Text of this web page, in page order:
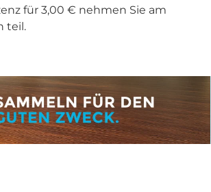
für 3,00 € nehmen Sie am
teil.